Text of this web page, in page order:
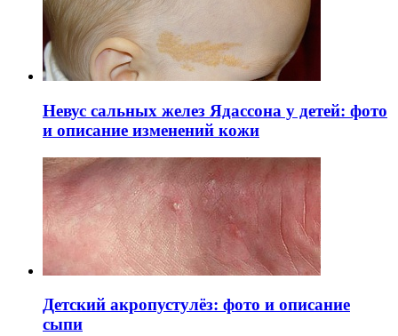
Невус сальных желез Ядассона у детей: фото
и описание изменений кожи
Детский акропустулёз: фото и описание
сыпи